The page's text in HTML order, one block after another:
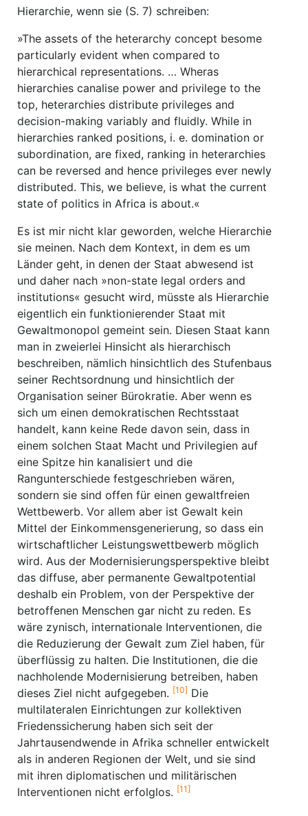
Hierarchie, wenn sie (S. 7) schreiben:
»The assets of the heterarchy concept besome
particularly evident when compared to
hierarchical representations. … Wheras
hierarchies canalise power and privilege to the
top, heterarchies distribute privileges and
decision-making variably and fluidly. While in
hierarchies ranked positions, i. e. domination or
subordination, are fixed, ranking in heterarchies
can be reversed and hence privileges ever newly
distributed. This, we believe, is what the current
state of politics in Africa is about.«
Es ist mir nicht klar geworden, welche Hierarchie
sie meinen. Nach dem Kontext, in dem es um
Länder geht, in denen der Staat abwesend ist
und daher nach »non-state legal orders and
institutions« gesucht wird, müsste als Hierarchie
eigentlich ein funktionierender Staat mit
Gewaltmonopol gemeint sein. Diesen Staat kann
man in zweierlei Hinsicht als hierarchisch
beschreiben, nämlich hinsichtlich des Stufenbaus
seiner Rechtsordnung und hinsichtlich der
Organisation seiner Bürokratie. Aber wenn es
sich um einen demokratischen Rechtsstaat
handelt, kann keine Rede davon sein, dass in
einem solchen Staat Macht und Privilegien auf
eine Spitze hin kanalisiert und die
Rangunterschiede festgeschrieben wären,
sondern sie sind offen für einen gewaltfreien
Wettbewerb. Vor allem aber ist Gewalt kein
Mittel der Einkommensgenerierung, so dass ein
wirtschaftlicher Leistungswettbewerb möglich
wird. Aus der Modernisierungsperspektive bleibt
das diffuse, aber permanente Gewaltpotential
deshalb ein Problem, von der Perspektive der
betroffenen Menschen gar nicht zu reden. Es
wäre zynisch, internationale Interventionen, die
die Reduzierung der Gewalt zum Ziel haben, für
überflüssig zu halten. Die Institutionen, die die
nachholende Modernisierung betreiben, haben
dieses Ziel nicht aufgegeben. [10] Die
multilateralen Einrichtungen zur kollektiven
Friedenssicherung haben sich seit der
Jahrtausendwende in Afrika schneller entwickelt
als in anderen Regionen der Welt, und sie sind
mit ihren diplomatischen und militärischen
Interventionen nicht erfolglos. [11]